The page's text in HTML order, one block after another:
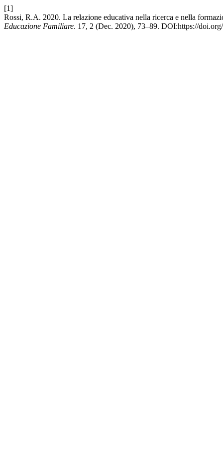
[1]
Rossi, R.A. 2020. La relazione educativa nella ricerca e nella
Educazione Familiare. 17, 2 (Dec. 2020), 73–89. DOI:https://